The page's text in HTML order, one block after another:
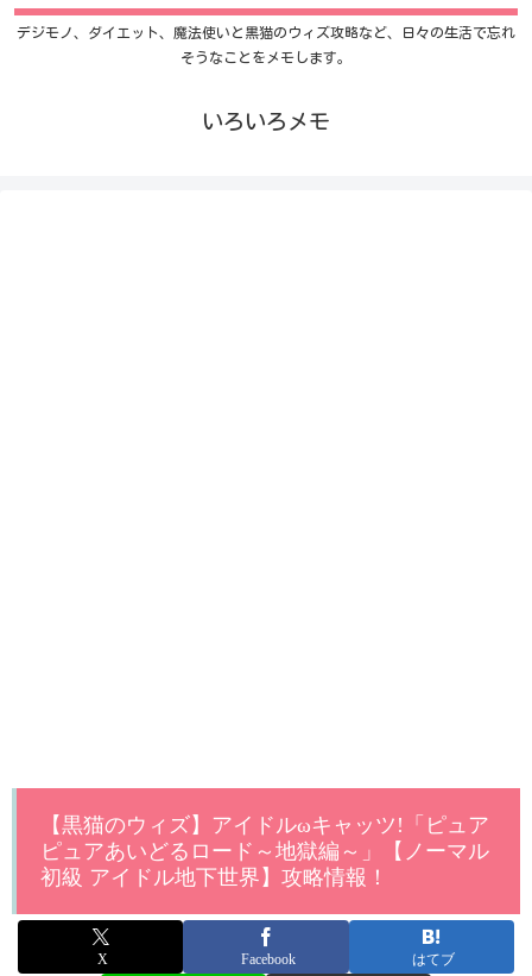
デジモノ、ダイエット、魔法使いと黒猫のウィズ攻略など、日々の生活で忘れ
そうなことをメモします。
いろいろメモ
【黒猫のウィズ】アイドルωキャッツ!「ピュア
ピュアあいどるロード～地獄編～」【ノーマル
初級 アイドル地下世界】攻略情報！
X Facebook はてブ